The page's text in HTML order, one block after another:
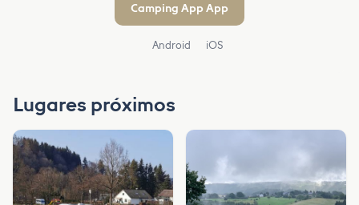
Camping App App
Android iOS
Lugares próximos